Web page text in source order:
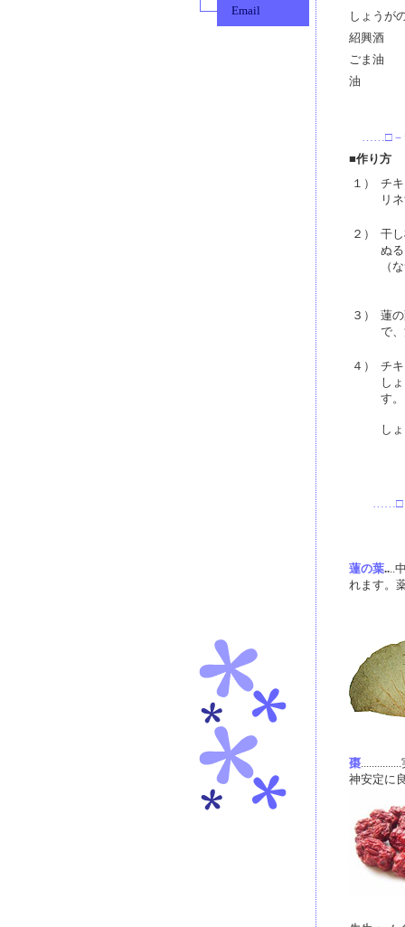
Email
しょうが
紹興酒
ごま油
油
……□
■作り方
１）
チ
リ
２）
干
ぬ
（
３）
蓮
で
４）
チ
し
す。
し
……□
蓮の葉....
れます。
棗
神安定に